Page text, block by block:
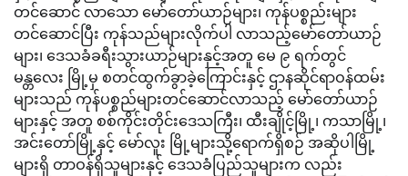
တင်ဆောင် လာသော မော်တော်ယာဉ်များ၊ ကုန်ပစ္စည်းများ
တင်ဆောင်ပြီး ကုန်သည်များလိုက်ပါ လာသည့်မော်တော်ယာဉ်
များ၊ ဒေသခံခရီးသွားယာဉ်များနှင့်အတူ မေ ၉ ရက်တွင်
မန္တလေး မြို့မှ စတင်ထွက်ခွာခဲ့ကြောင်းနှင့် ဌာနဆိုင်ရာဝန်ထမ်း
များသည် ကုန်ပစ္စည်များတင်ဆောင်လာသည့် မော်တော်ယာဉ်
များနှင့် အတူ စစ်ကိုင်းတိုင်းဒေသကြီး၊ ထီးချိုင့်မြို့၊ ကသာမြို့၊
အင်းတော်မြို့နှင့် မော်လူး မြို့များသို့ရောက်ရှိစဉ် အဆိုပါမြို့
များရှိ တာဝန်ရှိသူများနှင့် ဒေသခံပြည်သူများက လည်း